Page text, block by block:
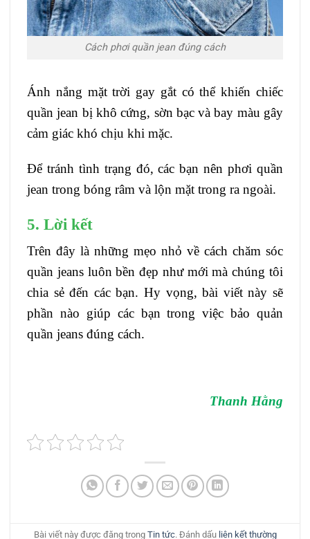
Cách phơi quần jean đúng cách
Ánh nắng mặt trời gay gắt có thể khiến chiếc
quần jean bị khô cứng, sờn bạc và bay màu gây
cảm giác khó chịu khi mặc.
Để tránh tình trạng đó, các bạn nên phơi quần
jean trong bóng râm và lộn mặt trong ra ngoài.
5. Lời kết
Trên đây là những mẹo nhỏ về cách chăm sóc
quần jeans luôn bền đẹp như mới mà chúng tôi
chia sẻ đến các bạn. Hy vọng, bài viết này sẽ
phần nào giúp các bạn trong việc bảo quản
quần jeans đúng cách.
Thanh Hằng
Bài viết này được đăng trong Tin tức. Đánh dấu liên kết thường